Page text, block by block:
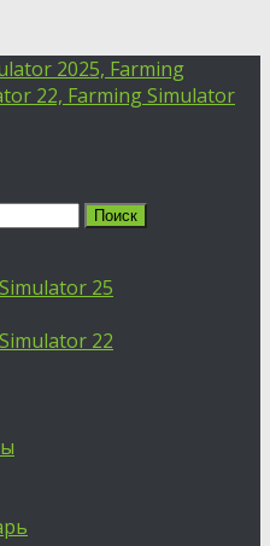
2025, Farming
22, Farming Simulator
25
22